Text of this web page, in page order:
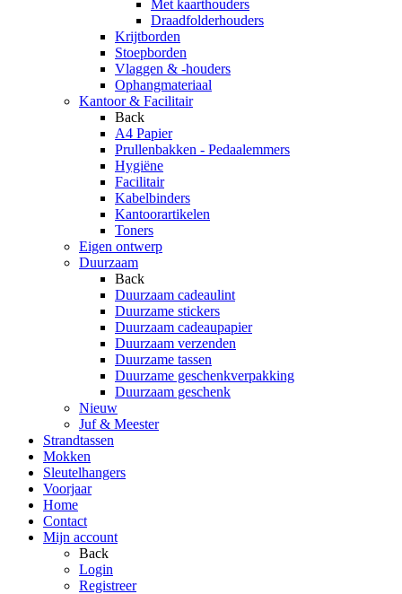
Met kaarthouders
Draadfolderhouders
Krijtborden
Stoepborden
Vlaggen & -houders
Ophangmateriaal
Kantoor & Facilitair
Back
A4 Papier
Prullenbakken - Pedaalemmers
Hygiëne
Facilitair
Kabelbinders
Kantoorartikelen
Toners
Eigen ontwerp
Duurzaam
Back
Duurzaam cadeaulint
Duurzame stickers
Duurzaam cadeaupapier
Duurzaam verzenden
Duurzame tassen
Duurzame geschenkverpakking
Duurzaam geschenk
Nieuw
Juf & Meester
Strandtassen
Mokken
Sleutelhangers
Voorjaar
Home
Contact
Mijn account
Back
Login
Registreer